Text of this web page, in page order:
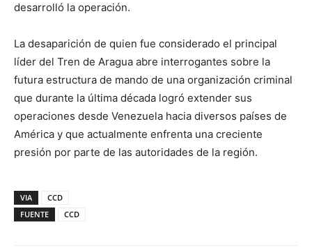
desarrolló la operación.
La desaparición de quien fue considerado el principal
líder del Tren de Aragua abre interrogantes sobre la
futura estructura de mando de una organización criminal
que durante la última década logró extender sus
operaciones desde Venezuela hacia diversos países de
América y que actualmente enfrenta una creciente
presión por parte de las autoridades de la región.
VIA
CCD
FUENTE
CCD